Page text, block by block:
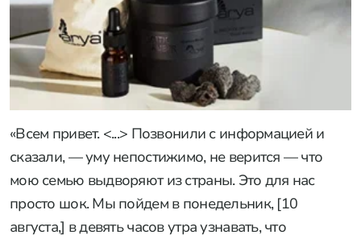
«Всем привет. <...> Позвонили с информацией и
сказали, — уму непостижимо, не верится — что
мою семью выдворяют из страны. Это для нас
просто шок. Мы пойдем в понедельник, [10
августа,] в девять часов утра узнавать, что